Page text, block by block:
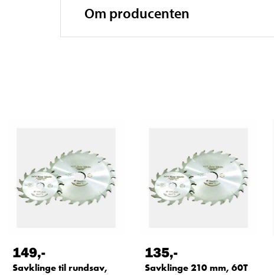
Om producenten
149,-
Savklinge til rundsav,
135,-
Savklinge 210 mm, 60T